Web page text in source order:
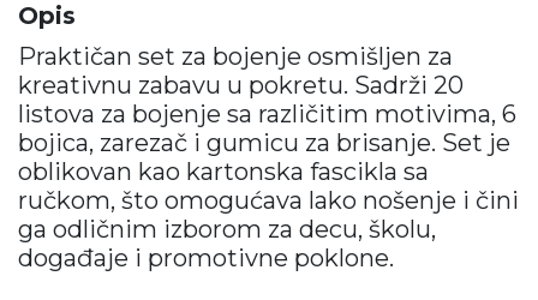
Opis
Praktičan set za bojenje osmišljen za
kreativnu zabavu u pokretu. Sadrži 20
listova za bojenje sa različitim motivima, 6
bojica, zarezač i gumicu za brisanje. Set je
oblikovan kao kartonska fascikla sa
ručkom, što omogućava lako nošenje i čini
ga odličnim izborom za decu, školu,
događaje i promotivne poklone.